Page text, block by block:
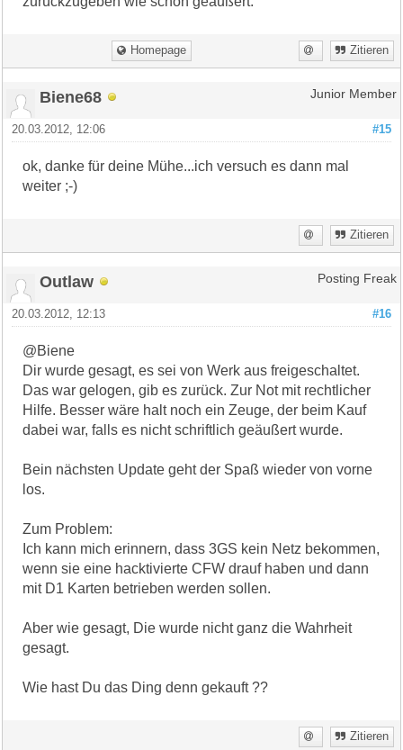
Homepage Zitieren
Biene68 Junior Member
#15
20.03.2012, 12:06
ok, danke für deine Mühe...ich versuch es dann mal
weiter ;-)
Zitieren
Outlaw Posting Freak
#16
20.03.2012, 12:13
@Biene
Dir wurde gesagt, es sei von Werk aus freigeschaltet.
Das war gelogen, gib es zurück. Zur Not mit rechtlicher
Hilfe. Besser wäre halt noch ein Zeuge, der beim Kauf
dabei war, falls es nicht schriftlich geäußert wurde.
Bein nächsten Update geht der Spaß wieder von vorne
los.
Zum Problem:
Ich kann mich erinnern, dass 3GS kein Netz bekommen,
wenn sie eine hacktivierte CFW drauf haben und dann
mit D1 Karten betrieben werden sollen.
Aber wie gesagt, Die wurde nicht ganz die Wahrheit
gesagt.
Wie hast Du das Ding denn gekauft ??
Zitieren